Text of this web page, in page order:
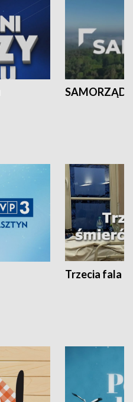
SAMORZĄD
Trzecia fala -